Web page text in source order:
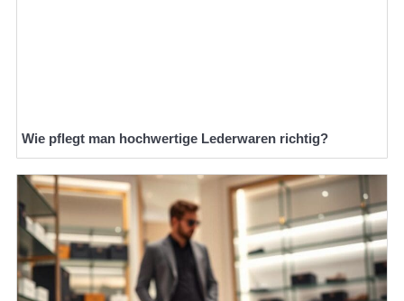
Wie pflegt man hochwertige Lederwaren richtig?